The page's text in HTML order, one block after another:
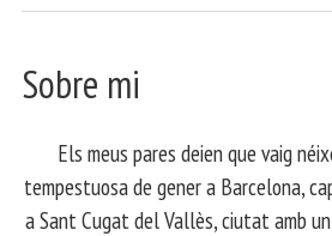
Sobre mi
Els meus pares deien que vaig
tempestuosa de gener a Barcelona,
a Sant Cugat del Vallès, ciutat amb